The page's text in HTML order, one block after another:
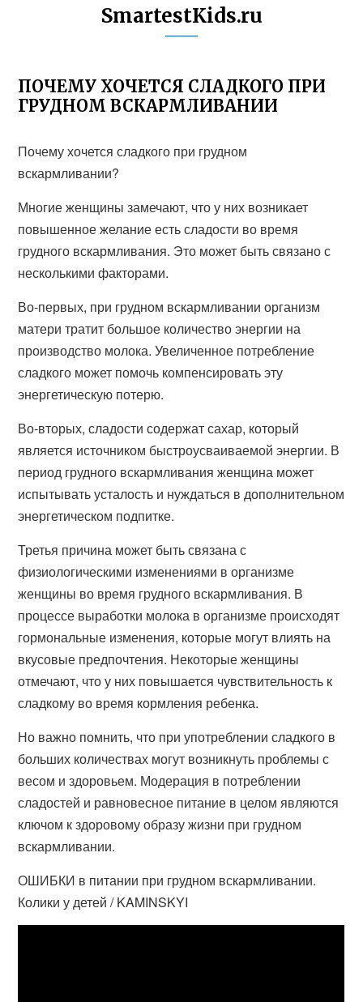
SmartestKids.ru
ПОЧЕМУ ХОЧЕТСЯ СЛАДКОГО ПРИ
ГРУДНОМ ВСКАРМЛИВАНИИ
Почему хочется сладкого при грудном
вскармливании?
Многие женщины замечают, что у них возникает
повышенное желание есть сладости во время
грудного вскармливания. Это может быть связано с
несколькими факторами.
Во-первых, при грудном вскармливании организм
матери тратит большое количество энергии на
производство молока. Увеличенное потребление
сладкого может помочь компенсировать эту
энергетическую потерю.
Во-вторых, сладости содержат сахар, который
является источником быстроусваиваемой энергии. В
период грудного вскармливания женщина может
испытывать усталость и нуждаться в дополнительном
энергетическом подпитке.
Третья причина может быть связана с
физиологическими изменениями в организме
женщины во время грудного вскармливания. В
процессе выработки молока в организме происходят
гормональные изменения, которые могут влиять на
вкусовые предпочтения. Некоторые женщины
отмечают, что у них повышается чувствительность к
сладкому во время кормления ребенка.
Но важно помнить, что при употреблении сладкого в
больших количествах могут возникнуть проблемы с
весом и здоровьем. Модерация в потреблении
сладостей и равновесное питание в целом являются
ключом к здоровому образу жизни при грудном
вскармливании.
ОШИБКИ в питании при грудном вскармливании.
Колики у детей / KAMINSKYI